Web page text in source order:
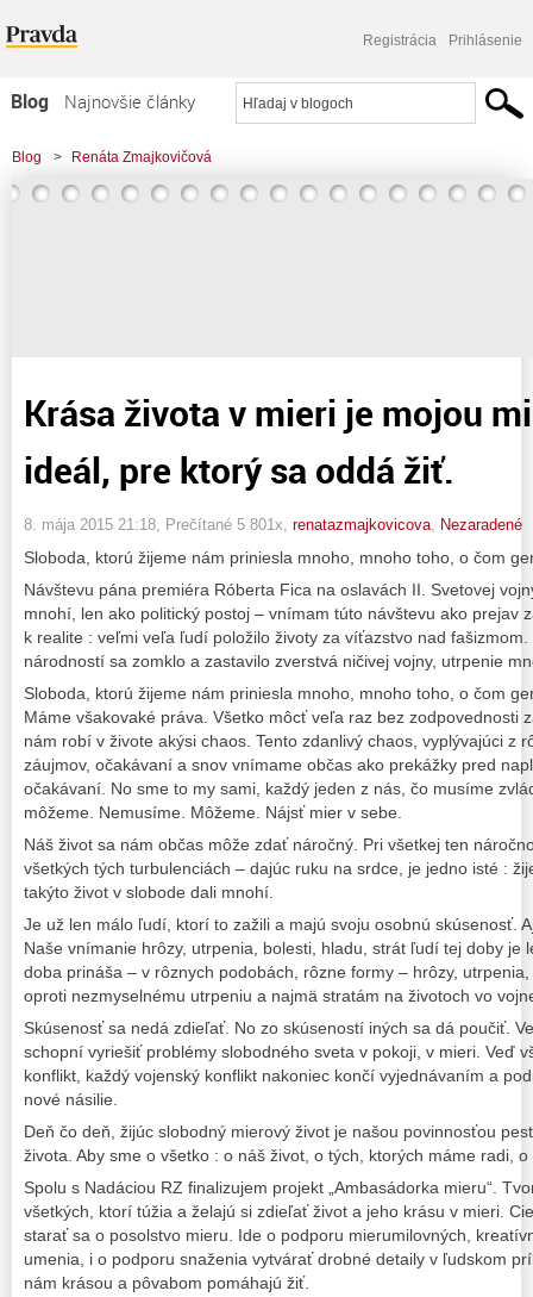
Registrácia Prihlásenie
Blog
Najnovšie články
Najčítanejšie články
Najkomentovanejšie články
Blog > Renáta Zmajkovičová
> Krása života v mieri je mojou misiou. Mier je ideál, pre ktorý sa oddá žiť.
Krása života v mieri je mojou
ideál, pre ktorý sa oddá žiť.
8. mája 2015 21:18 , Prečítané 5 801x, renatazmajkovicova Nezaradené
Sloboda, ktorú žijeme nám priniesla mnoho, mnoho toho, o čom
Návštevu pána premiéra Róberta Fica na oslavách II. Svetovej
mnohí, len ako politický postoj – vnímam túto návštevu ako prejav
k realite : veľmi veľa ľudí položilo životy za víťazstvo nad
národností sa zomklo a zastavilo zverstvá ničivej vojny, utrpenie
Sloboda, ktorú žijeme nám priniesla mnoho, mnoho toho, o čom
Máme všakovaké práva. Všetko môcť veľa raz bez zodpovednosti
nám robí v živote akýsi chaos. Tento zdanlivý chaos, vyplývajúci z
záujmov, očakávaní a snov vnímame občas ako prekážky pred
očakávaní. No sme to my sami, každý jeden z nás, čo musíme
môžeme. Nemusíme. Môžeme. Nájsť mier v sebe.
Náš život sa nám občas môže zdať náročný. Pri všetkej ten
všetkých tých turbulenciách – dajúc ruku na srdce, je jedno isté :
takýto život v slobode dali mnohí.
Je už len málo ľudí, ktorí to zažili a majú svoju osobnú skúsenosť.
Naše vnímanie hrôzy, utrpenia, bolesti, hladu, strát ľudí tej doby je
doba prináša – v rôznych podobách, rôzne formy – hrôzy,
oproti nezmyselnému utrpeniu a najmä stratám na životoch vo
Skúsenosť sa nedá zdieľať. No zo skúseností iných sa dá poučiť.
schopní vyriešiť problémy slobodného sveta v pokoji, v mieri. Veď
konflikt, každý vojenský konflikt nakoniec končí vyjednávaním a
nové násilie.
Deň čo deň, žijúc slobodný mierový život je našou povinnosťou
života. Aby sme o všetko : o náš život, o tých, ktorých máme radi,
Spolu s Nadáciou RZ finalizujem projekt „Ambasádorka mieru“.
všetkých, ktorí túžia a želajú si zdieľať život a jeho krásu v mieri.
starať sa o posolstvo mieru. Ide o podporu mierumilovných,
umenia, i o podporu snaženia vytvárať drobné detaily v ľudskom
nám krásou a pôvabom pomáhajú žiť.